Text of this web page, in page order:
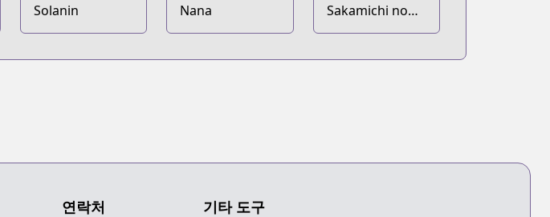
Solanin Nana
Sakamichi no
Apollon
연락처 기타 도구